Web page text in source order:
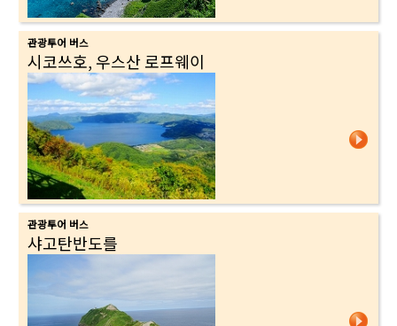
관광투어 버스
시코쓰호, 우스산 로프웨이
관광투어 버스
샤고탄반도를